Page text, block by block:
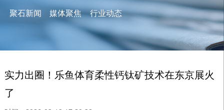
聚石新闻 媒体聚焦 行业动态
实力出圈！乐鱼体育柔性钙钛矿技术在东京展火
了